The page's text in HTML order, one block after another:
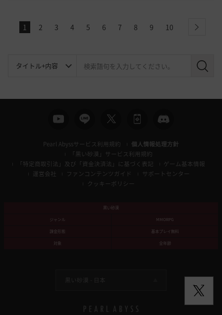
1 2 3 4 5 6 7 8 9 10 next
検
Pearl Abyssサービス利用規約
個人情報処理方針
「黒い砂漠」サービス利用規約
「特定商取引法」及び「資金決済法」に基づく表記
ゲーム基本情報
運営会社
ファンコンテンツガイド
サポートセンター
クッキーポリシー
黒い砂漠
ジャンル
MMORPG
課金形態
基本プレイ無料
対象
全年齢
黒い砂漠 -